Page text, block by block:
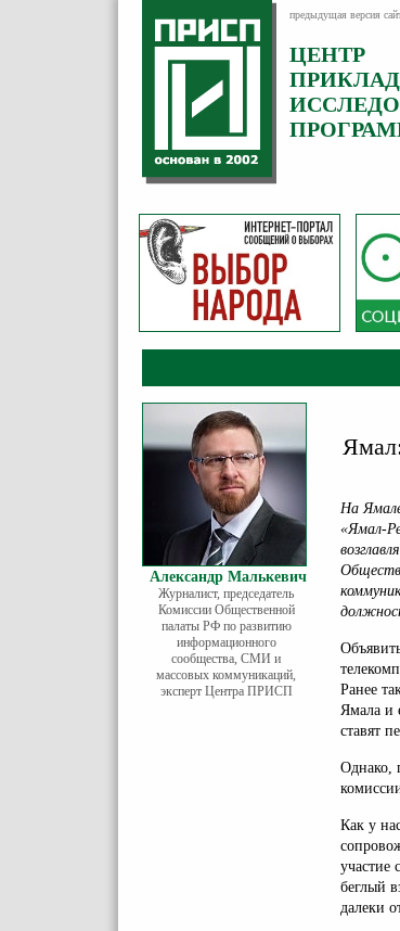
предыдущая версия
ЦЕНТР
Александр Малькевич
Журналист, председатель
Комиссии Общественной
палаты РФ по развитию
информационного
сообщества, СМИ и
массовых коммуникаций,
эксперт Центра ПРИСП
На
«Ямал-
Ранее
Ямала и
ставят
Однако,
Как у
участие
беглый
далеки